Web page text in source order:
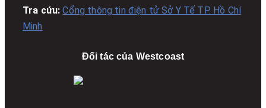
Tra cứu: Cổng thông tin điện tử Sở Y Tế TP. Hồ Chí
Minh
Đối tác của Westcoast